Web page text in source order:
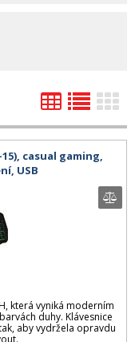
casual gaming,
USB
která vyniká moderním
duhy. Klávesnice
aby vydržela opravdu